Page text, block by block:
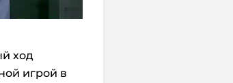
ход
игрой в